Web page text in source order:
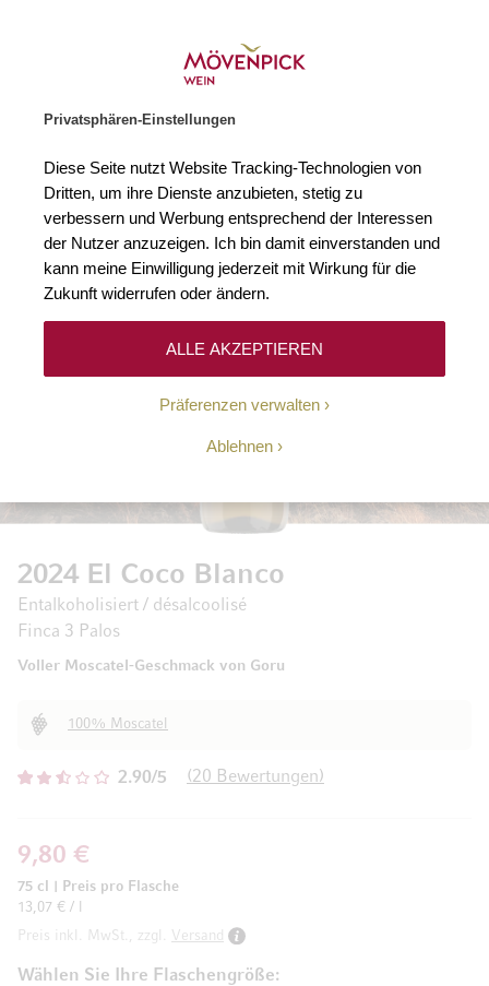
Privatsphären-Einstellungen
Diese Seite nutzt Website Tracking-Technologien von
Dritten, um ihre Dienste anzubieten, stetig zu
verbessern und Werbung entsprechend der Interessen
der Nutzer anzuzeigen. Ich bin damit einverstanden und
kann meine Einwilligung jederzeit mit Wirkung für die
Zukunft widerrufen oder ändern.
Präferenzen verwalten
Ablehnen
ALLE AKZEPTIEREN
2.90/5 20 Bewertungen
2024 El Coco Blanco
Entalkoholisiert / désalcoolisé
Finca 3 Palos
Voller Moscatel-Geschmack von Goru
100% Moscatel
Wählen Sie Ihre Flaschengröße
9,80 €
75 cl
Preis pro Flasche
13,07 € / l
Preis inkl. MwSt., zzgl.
Versand
Zum Ende der Bildgalerie springen
Zum Anfang der